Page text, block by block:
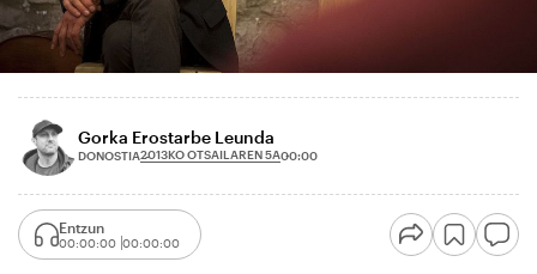
Gorka Erostarbe Leunda
DONOSTIA2013KO OTSAILAREN 5A00:00
Entzun
00:00:00 00:00:00